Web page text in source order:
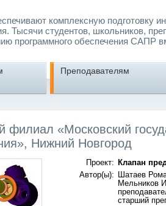
комплексную подготовку
Тысячи студентов, школьников,
программного обеспечения САПР
Преподавателям
филиал «Московский
Нижний Новгород
Проект:
Клапан
Автор(ы):
Шатаев
Мельников
старший